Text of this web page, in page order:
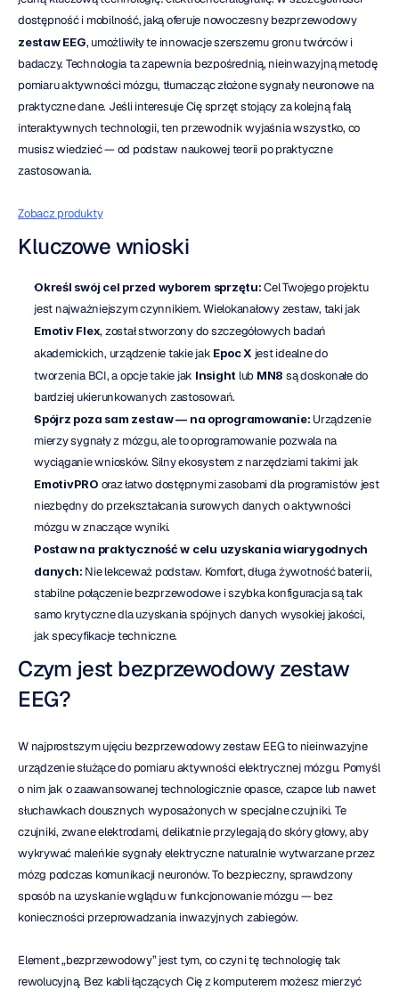
dostępność i mobilność, jaką oferuje nowoczesny bezprzewodowy
zestaw EEG, umożliwiły te innowacje szerszemu gronu twórców i
badaczy. Technologia ta zapewnia bezpośrednią, nieinwazyjną metodę
pomiaru aktywności mózgu, tłumacząc złożone sygnały neuronowe na
praktyczne dane. Jeśli interesuje Cię sprzęt stojący za kolejną falą
interaktywnych technologii, ten przewodnik wyjaśnia wszystko, co
musisz wiedzieć — od podstaw naukowej teorii po praktyczne
zastosowania.
Zobacz produkty
Kluczowe wnioski
Określ swój cel przed wyborem sprzętu: Cel Twojego projektu
Emotiv Flex, został stworzony do szczegółowych badań
akademickich, urządzenie takie jak Epoc X jest idealne do
tworzenia BCI, a opcje takie jak Insight lub MN8 są doskonałe do
bardziej ukierunkowanych zastosowań.
Spójrz poza sam zestaw — na oprogramowanie: Urządzenie
mierzy sygnały z mózgu, ale to oprogramowanie pozwala na
EmotivPRO oraz łatwo dostępnymi zasobami dla programistów jest
niezbędny do przekształcania surowych danych o aktywności
mózgu w znaczące wyniki.
Postaw na praktyczność w celu uzyskania wiarygodnych
danych: Nie lekceważ podstaw. Komfort, długa żywotność baterii,
stabilne połączenie bezprzewodowe i szybka konfiguracja są tak
samo krytyczne dla uzyskania spójnych danych wysokiej jakości,
jak specyfikacje techniczne.
Czym jest bezprzewodowy zestaw
EEG?
W najprostszym ujęciu bezprzewodowy zestaw EEG to nieinwazyjne
urządzenie służące do pomiaru aktywności elektrycznej mózgu. Pomyśl
o nim jak o zaawansowanej technologicznie opasce, czapce lub nawet
słuchawkach dousznych wyposażonych w specjalne czujniki. Te
czujniki, zwane elektrodami, delikatnie przylegają do skóry głowy, aby
wykrywać maleńkie sygnały elektryczne naturalnie wytwarzane przez
mózg podczas komunikacji neuronów. To bezpieczny, sprawdzony
sposób na uzyskanie wglądu w funkcjonowanie mózgu — bez
konieczności przeprowadzania inwazyjnych zabiegów.
Element „bezprzewodowy” jest tym, co czyni tę technologię tak
rewolucyjną. Bez kabli łączących Cię z komputerem możesz mierzyć